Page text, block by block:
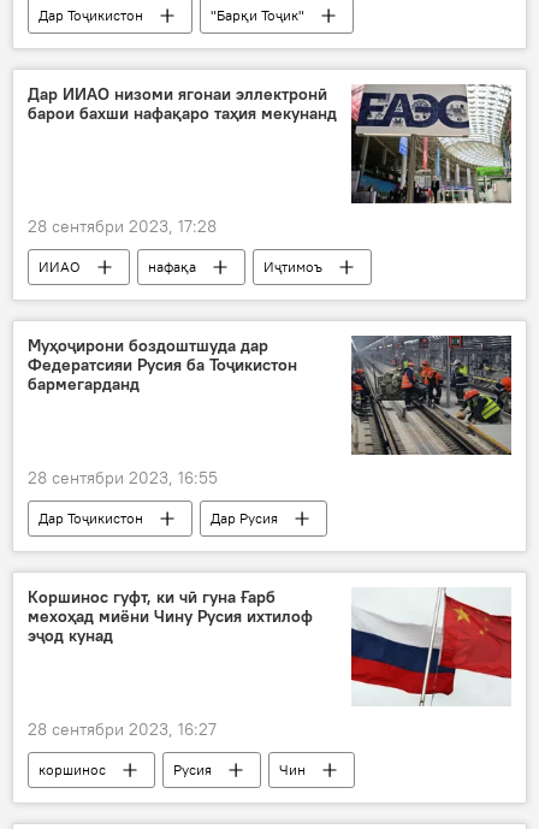
Дар Тоҷикистон
"Барқи Тоҷик"
барқ
"лимит" ҷорӣ шуд
Дар ИИАО низоми ягонаи эллектронӣ
барои бахши нафақаро таҳия мекунанд
28 сентябри 2023, 17:28
ИИАО нафақа Иҷтимоъ
Муҳоҷирони боздоштшуда дар
Федератсияи Русия ба Тоҷикистон
бармегарданд
28 сентябри 2023, 16:55
Дар Тоҷикистон
Дар Русия
истирдод
Рӯйдод, ҷиноят ва ҳолатҳои фавқулода
Коршинос гуфт, ки чӣ гуна Ғарб
мехоҳад миёни Чину Русия ихтилоф
эҷод кунад
28 сентябри 2023, 16:27
коршинос Русия
Чин
Ғарб
Сиёсат Дар ҷаҳон